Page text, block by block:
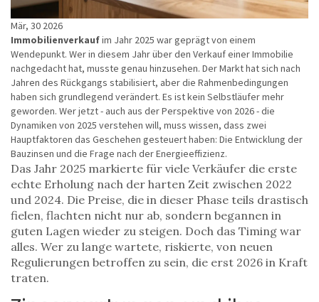
Mär, 30 2026
Immobilienverkaufim Jahr 2025 war geprägt von einem
Wendepunkt. Wer in diesem Jahr über den Verkauf einer Immobilie
nachgedacht hat, musste genau hinzusehen. Der Markt hat sich nach
Jahren des Rückgangs stabilisiert, aber die Rahmenbedingungen
haben sich grundlegend verändert. Es ist kein Selbstläufer mehr
geworden. Wer jetzt - auch aus der Perspektive von 2026 - die
Dynamiken von 2025 verstehen will, muss wissen, dass zwei
Hauptfaktoren das Geschehen gesteuert haben: Die Entwicklung der
Bauzinsen und die Frage nach derEnergieeffizienz.
Das Jahr 2025 markierte für viele Verkäufer die erste
echte Erholung nach der harten Zeit zwischen 2022
und 2024. Die Preise, die in dieser Phase teils drastisch
fielen, flachten nicht nur ab, sondern begannen in
guten Lagen wieder zu steigen. Doch das Timing war
alles. Wer zu lange wartete, riskierte, von neuen
Regulierungen betroffen zu sein, die erst 2026 in Kraft
traten.